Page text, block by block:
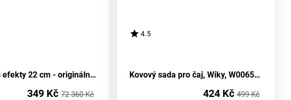
Vysavač s efekty 22 cm - originální obal, Wiky, W021249
349 Kč 72 360 Kč
4.5
Kovový sada pro čaj, Wiky, W006514
424 Kč 499 Kč